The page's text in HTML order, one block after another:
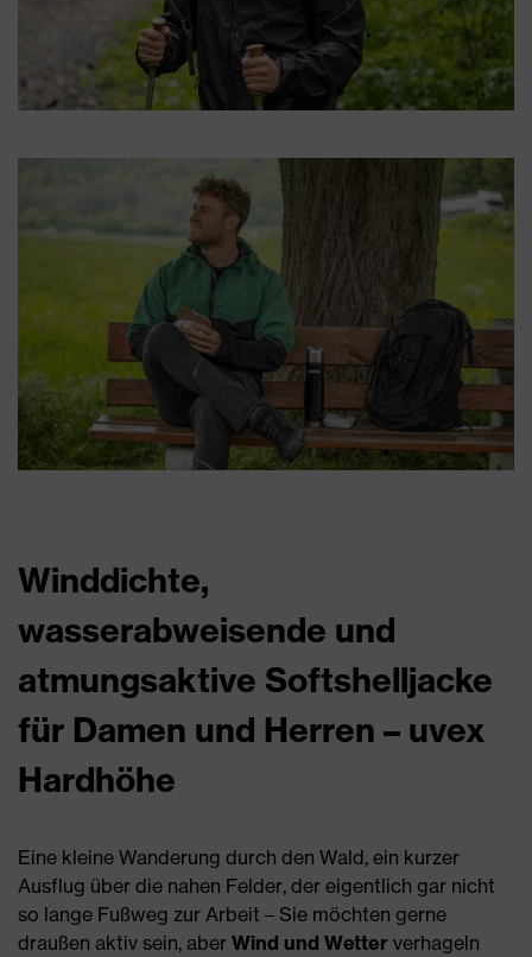
Winddichte,
wasserabweisende und
atmungsaktive Softshelljacke
für Damen und Herren – uvex
Hardhöhe
Eine kleine Wanderung durch den Wald, ein kurzer
Ausflug über die nahen Felder, der eigentlich gar nicht
so lange Fußweg zur Arbeit – Sie möchten gerne
draußen aktiv sein, aber Wind und Wetter verhageln